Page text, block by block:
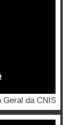
Geral da CNIS